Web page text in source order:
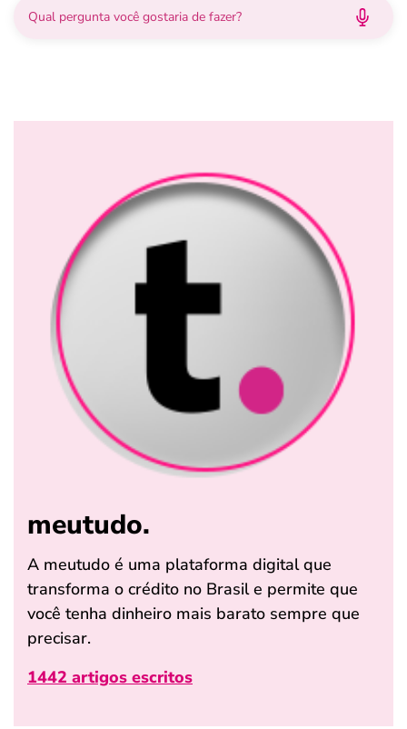
meutudo.
A meutudo é uma plataforma digital que
transforma o crédito no Brasil e permite que
você tenha dinheiro mais barato sempre que
precisar.
1442 artigos escritos